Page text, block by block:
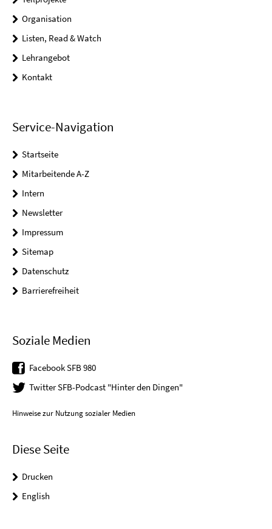
Organisation
Listen, Read & Watch
Lehrangebot
Kontakt
Service-Navigation
Startseite
Mitarbeitende A-Z
Intern
Newsletter
Impressum
Sitemap
Datenschutz
Barrierefreiheit
Soziale Medien
Facebook SFB 980
Twitter SFB-Podcast "Hinter den Dingen"
Hinweise zur Nutzung sozialer Medien
Diese Seite
Drucken
English